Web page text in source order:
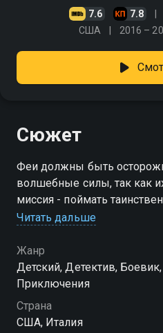
7.6 7.8
США 2016 –
Сюжет
Феи должны быть
волшебные силы, так как
миссия - поймать
Похитителя Талантов,
Читать дальше
Жанр
Детский, Детектив,
Приключения
Страна
США, Италия